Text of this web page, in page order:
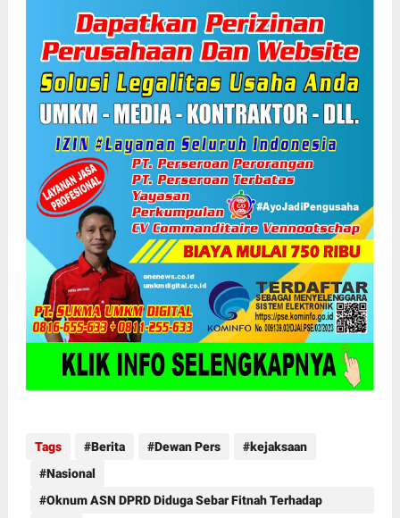
Tags Berita Dewan Pers
kejaksaan
Nasional
Oknum ASN DPRD Diduga Sebar Fitnah Terhadap